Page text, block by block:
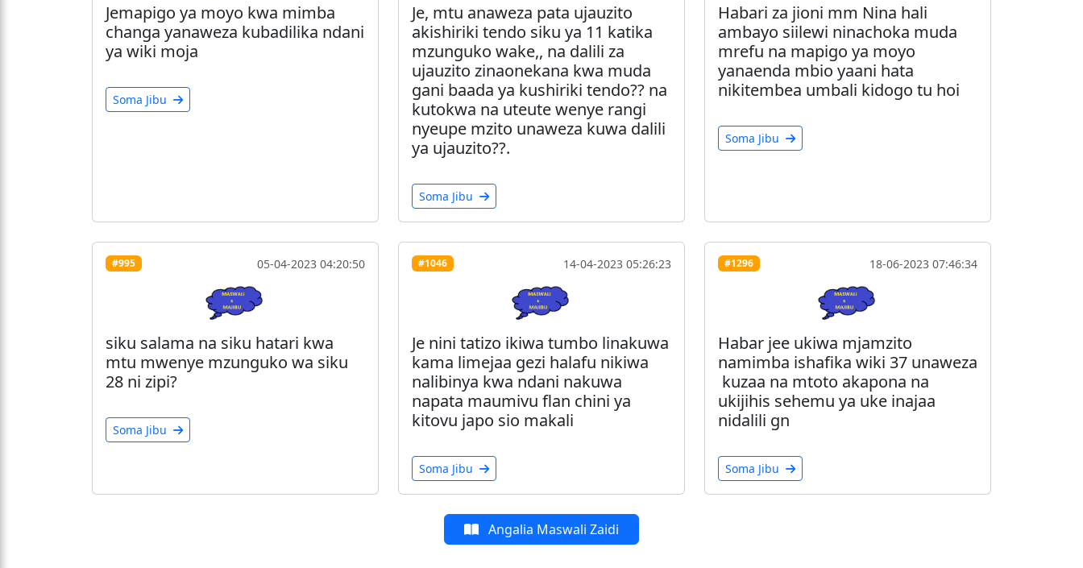
Jemapigo ya moyo kwa mimba
changa yanaweza kubadilika ndani
ya wiki moja
Soma Jibu
Je, mtu anaweza pata ujauzito
akishiriki tendo siku ya 11 katika
mzunguko wake,, na dalili za
ujauzito zinaonekana kwa muda
gani baada ya kushiriki tendo?? na
kutokwa na uteute wenye rangi
nyeupe mzito unaweza kuwa dalili
ya ujauzito??.
Soma Jibu
Habari za jioni mm Nina hali
ambayo siilewi ninachoka muda
mrefu na mapigo ya moyo
yanaenda mbio yaani hata
nikitembea umbali kidogo tu hoi
Soma Jibu
#995 05-04-2023 04:20:50
siku salama na siku hatari kwa
mtu mwenye mzunguko wa siku
28 ni zipi?
Soma Jibu
#1046 14-04-2023 05:26:23
Je nini tatizo ikiwa tumbo linakuwa
kama limejaa gezi halafu nikiwa
nalibinya kwa ndani nakuwa
napata maumivu flan chini ya
kitovu japo sio makali
Soma Jibu
#1296 18-06-2023 07:46:34
Habar jee ukiwa mjamzito
namimba ishafika wiki 37 unaweza
kuzaa na mtoto akapona na
ukijihis sehemu ya uke inajaa
nidalili gn
Soma Jibu
Angalia Maswali Zaidi